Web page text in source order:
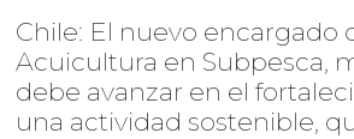
Chile: El nuevo encargado
Acuicultura en Subpesca,
debe avanzar en el
una actividad sostenible,